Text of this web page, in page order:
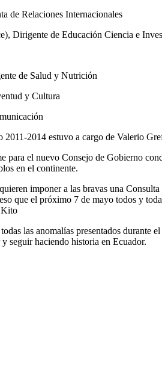
de Relaciones Internacionales
Dirigente de Educación Ciencia e
de Salud y Nutrición
y Cultura
2014 estuvo a cargo de Valerio
para el nuevo Consejo de Gobierno
en el continente.
imponer a las bravas una
que el próximo 7 de mayo todos y
Kito
las anomalías presentados durante
seguir haciendo historia en Ecuador.